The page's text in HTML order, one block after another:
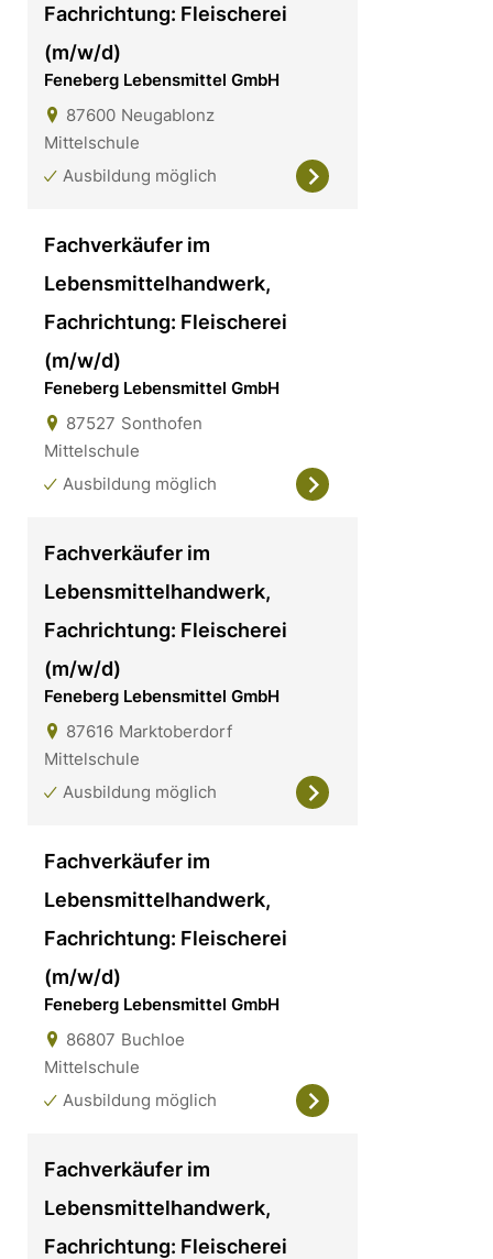
Fachrichtung: Fleischerei
(m/w/d)
Feneberg Lebensmittel GmbH
87600 Neugablonz
Mittelschule
Ausbildung möglich
Fachverkäufer im
Lebensmittelhandwerk,
Fachrichtung: Fleischerei
(m/w/d)
Feneberg Lebensmittel GmbH
87527 Sonthofen
Mittelschule
Ausbildung möglich
Fachverkäufer im
Lebensmittelhandwerk,
Fachrichtung: Fleischerei
(m/w/d)
Feneberg Lebensmittel GmbH
87616 Marktoberdorf
Mittelschule
Ausbildung möglich
Fachverkäufer im
Lebensmittelhandwerk,
Fachrichtung: Fleischerei
(m/w/d)
Feneberg Lebensmittel GmbH
86807 Buchloe
Mittelschule
Ausbildung möglich
Fachverkäufer im
Lebensmittelhandwerk,
Fachrichtung: Fleischerei